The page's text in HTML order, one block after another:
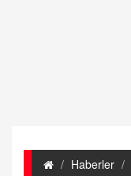
Haberler